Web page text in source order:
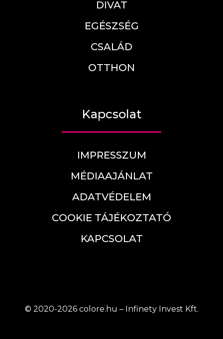
DIVAT
EGÉSZSÉG
CSALÁD
OTTHON
Kapcsolat
IMPRESSZUM
MÉDIAAJÁNLAT
ADATVÉDELEM
COOKIE TÁJÉKOZTATÓ
KAPCSOLAT
© 2020-2026 colore.hu – Infinety Invest Kft.